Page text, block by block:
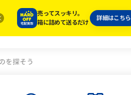
売ってスッキリ。
箱に詰めて送るだけ
詳細はこちら